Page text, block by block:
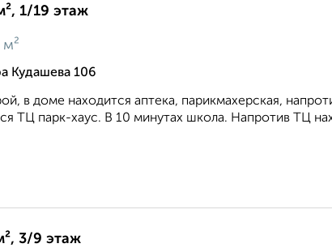
1/19 этаж
м²
Кудашева 106
в доме находится аптека, парикмахерская,
ТЦ парк-хаус. В 10 минутах школа. Напротив ТЦ
3/9 этаж